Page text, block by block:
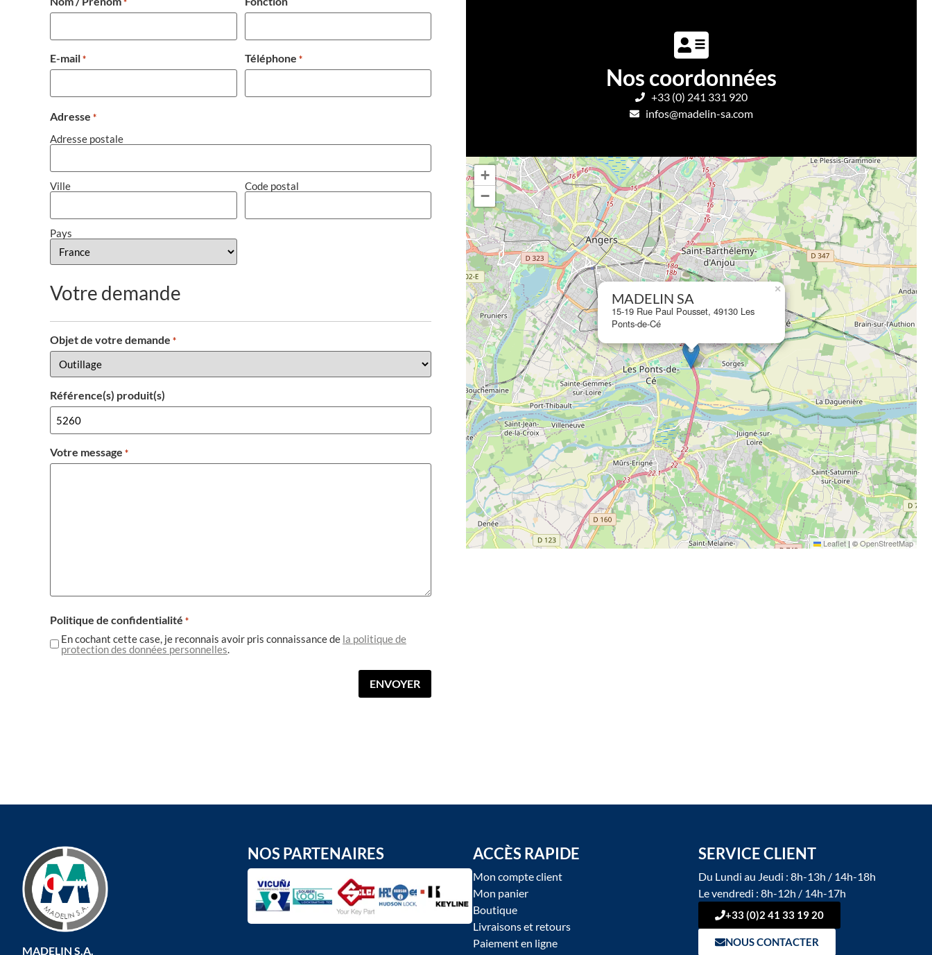
E-mail * Téléphone *
Adresse *
Adresse postale
Ville Code postal
Pays
Votre demande
Objet de votre demande *
Référence(s) produit(s)
Votre message *
Politique de confidentialité *
En cochant cette case, je reconnais avoir pris connaissance de la politique de
protection des données personnelles.
Nos coordonnées
+33 (0) 241 331 920
infos@madelin-sa.com
MADELIN SA
15-19 Rue Paul Pousset, 49130 Les
Ponts-de-Cé
×
+
−
Leaflet | ©OpenStreetMap
MADELIN S.A.
NOS PARTENAIRES ACCÈS RAPIDE
Mon compte client
Mon panier
Boutique
Livraisons et retours
Paiement en ligne
SERVICE CLIENT
Du Lundi au Jeudi : 8h-13h / 14h-18h
Le vendredi : 8h-12h / 14h-17h
+33 (0)2 41 33 19 20
NOUS CONTACTER